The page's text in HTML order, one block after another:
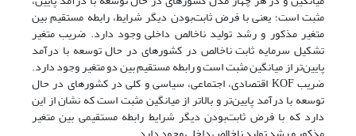
مثبت است؛ یعنی با فرض ثابت‌بودن دیگر شرایط، رابطه مستقیم بین
متغیر مذکور و رشد تولید ناخالص داخلی وجود دارد. ضریب متغیر
تشکیل سرمایه ثابت ناخالص در کشورهای در حال توسعه با درآمد
پایین‌تر از میانگین مثبت است و رابطه مستقیم بین دو متغیر وجود دارد.
ضریب KOF اقتصادی، اجتماعی، سیاسی و کلی در کشورهای در حال
توسعه با درآمد پایین‌تر و بالاتر از میانگین مثبت است که نشان از این
دارد که با فرض ثابت‌بودن دیگر شرایط رابطه مستقیمی بین متغیر